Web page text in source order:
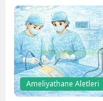
Ameliyathane Aletleri